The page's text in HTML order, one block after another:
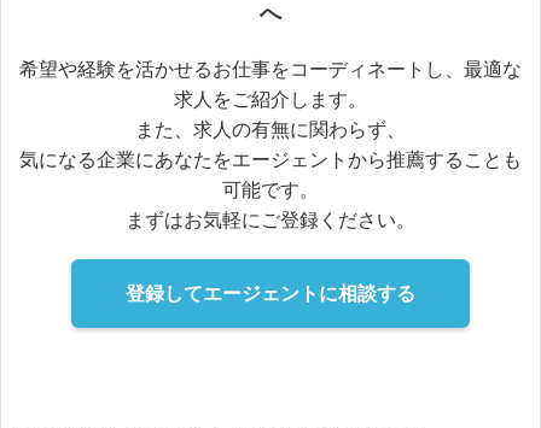
へ
希望や経験を活かせるお仕事をコーディネートし、最適な
求人をご紹介します。
また、求人の有無に関わらず、
気になる企業にあなたをエージェントから推薦することも
可能です。
まずはお気軽にご登録ください。
登録してエージェントに相談する